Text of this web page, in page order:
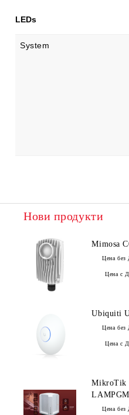
LEDs
System
Нови продукти
Mimosa
Цена
Цена с
Ubiquiti
Цена
Цена с
MikroTik
Цена